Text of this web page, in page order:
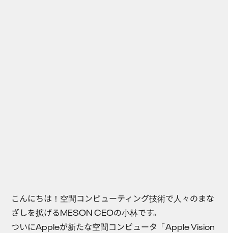
こんにちは！空間コンピューティング技術で人々のまな
ざしを拡げるMESON CEOの小林です。
ついにAppleが新たな空間コンピュータ「Apple Vision